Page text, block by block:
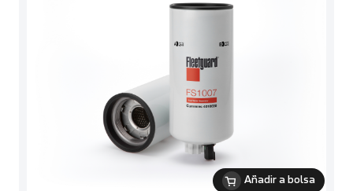
Añadir a bolsa